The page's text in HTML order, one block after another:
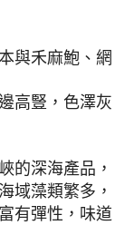
與禾麻鮑、網
高豎，色澤灰
的深海產品，
域藻類繁多，
有彈性，味道